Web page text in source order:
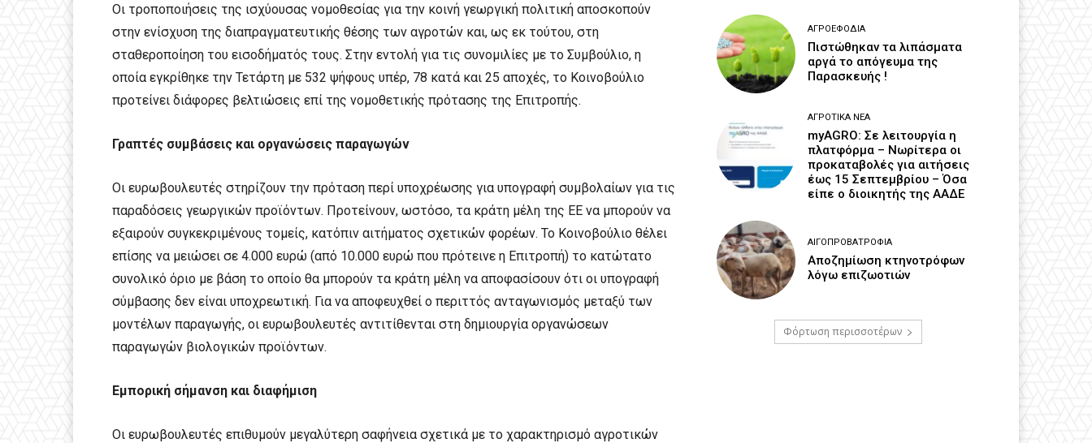
Οι τροποποιήσεις της ισχύουσας νομοθεσίας για την κοινή γεωργική πολιτική αποσκοπούν
στην ενίσχυση της διαπραγματευτικής θέσης των αγροτών και, ως εκ τούτου, στη
σταθεροποίηση του εισοδήματός τους. Στην εντολή για τις συνομιλίες με το Συμβούλιο, η
οποία εγκρίθηκε την Τετάρτη με 532 ψήφους υπέρ, 78 κατά και 25 αποχές, το Κοινοβούλιο
προτείνει διάφορες βελτιώσεις επί της νομοθετικής πρότασης της Επιτροπής.
Γραπτές συμβάσεις και οργανώσεις παραγωγών
Οι ευρωβουλευτές στηρίζουν την πρόταση περί υποχρέωσης για υπογραφή συμβολαίων για τις
παραδόσεις γεωργικών προϊόντων. Προτείνουν, ωστόσο, τα κράτη μέλη της ΕΕ να μπορούν να
εξαιρούν συγκεκριμένους τομείς, κατόπιν αιτήματος σχετικών φορέων. Το Κοινοβούλιο θέλει
επίσης να μειώσει σε 4.000 ευρώ (από 10.000 ευρώ που πρότεινε η Επιτροπή) το κατώτατο
συνολικό όριο με βάση το οποίο θα μπορούν τα κράτη μέλη να αποφασίσουν ότι οι υπογραφή
σύμβασης δεν είναι υποχρεωτική. Για να αποφευχθεί ο περιττός ανταγωνισμός μεταξύ των
μοντέλων παραγωγής, οι ευρωβουλευτές αντιτίθενται στη δημιουργία οργανώσεων
παραγωγών βιολογικών προϊόντων.
Εμπορική σήμανση και διαφήμιση
Οι ευρωβουλευτές επιθυμούν μεγαλύτερη σαφήνεια σχετικά με το χαρακτηρισμό αγροτικών
ΑΓΡΟΕΦΌΔΙΑ
Πιστώθηκαν τα λιπάσματα
αργά το απόγευμα της
Παρασκευής !
ΑΓΡΟΤΙΚΆ ΝΈΑ
myAGRO: Σε λειτουργία η
πλατφόρμα – Νωρίτερα οι
προκαταβολές για αιτήσεις
έως 15 Σεπτεμβρίου – Όσα
είπε ο διοικητής της ΑΑΔΕ
ΑΙΓΟΠΡΟΒΑΤΡΟΦΊΑ
Αποζημίωση κτηνοτρόφων
λόγω επιζωοτιών
Φόρτωση περισσοτέρων